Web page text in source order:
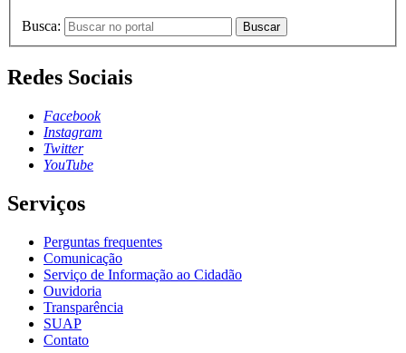
Busca: Buscar
Redes Sociais
Facebook
Instagram
Twitter
YouTube
Serviços
Perguntas frequentes
Comunicação
Serviço de Informação ao Cidadão
Ouvidoria
Transparência
SUAP
Contato